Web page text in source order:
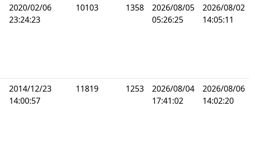
2020/02/06
23:24:23
10103 1358
2026/08/05
05:26:25
2026/08/02
14:05:11
2014/12/23
14:00:57
11819 1253
2026/08/04
17:41:02
2026/08/06
14:02:20